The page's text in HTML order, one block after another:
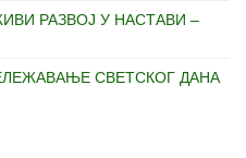
РАЗВОЈ У НАСТАВИ –
СВЕТСКОГ ДАНА